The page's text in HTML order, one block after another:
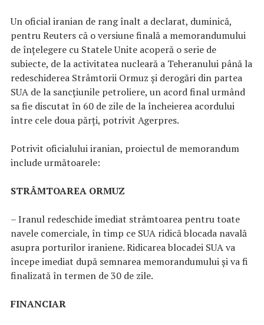
Un oficial iranian de rang înalt a declarat, duminică,
pentru Reuters că o versiune finală a memorandumului
de înţelegere cu Statele Unite acoperă o serie de
subiecte, de la activitatea nucleară a Teheranului până la
redeschiderea Strâmtorii Ormuz şi derogări din partea
SUA de la sancţiunile petroliere, un acord final urmând
sa fie discutat în 60 de zile de la încheierea acordului
între cele doua părţi, potrivit Agerpres.
Potrivit oficialului iranian, proiectul de memorandum
include următoarele:
STRÂMTOAREA ORMUZ
– Iranul redeschide imediat strâmtoarea pentru toate
navele comerciale, în timp ce SUA ridică blocada navală
asupra porturilor iraniene. Ridicarea blocadei SUA va
începe imediat după semnarea memorandumului şi va fi
finalizată în termen de 30 de zile.
FINANCIAR